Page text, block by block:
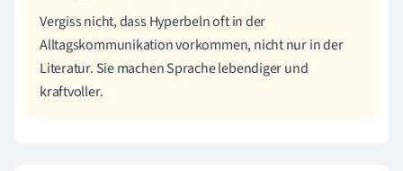
Vergiss nicht, dass Hyperbeln oft in der
Alltagskommunikation vorkommen, nicht nur in der
Literatur. Sie machen Sprache lebendiger und
kraftvoller.